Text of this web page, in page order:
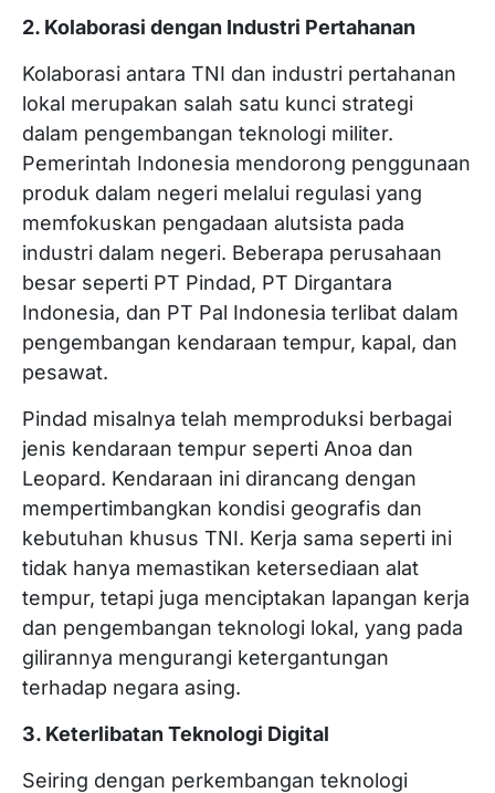
2. Kolaborasi dengan Industri Pertahanan
Kolaborasi antara TNI dan industri pertahanan
lokal merupakan salah satu kunci strategi
dalam pengembangan teknologi militer.
Pemerintah Indonesia mendorong penggunaan
produk dalam negeri melalui regulasi yang
memfokuskan pengadaan alutsista pada
industri dalam negeri. Beberapa perusahaan
besar seperti PT Pindad, PT Dirgantara
Indonesia, dan PT Pal Indonesia terlibat dalam
pengembangan kendaraan tempur, kapal, dan
pesawat.
Pindad misalnya telah memproduksi berbagai
jenis kendaraan tempur seperti Anoa dan
Leopard. Kendaraan ini dirancang dengan
mempertimbangkan kondisi geografis dan
kebutuhan khusus TNI. Kerja sama seperti ini
tidak hanya memastikan ketersediaan alat
tempur, tetapi juga menciptakan lapangan kerja
dan pengembangan teknologi lokal, yang pada
gilirannya mengurangi ketergantungan
terhadap negara asing.
3. Keterlibatan Teknologi Digital
Seiring dengan perkembangan teknologi